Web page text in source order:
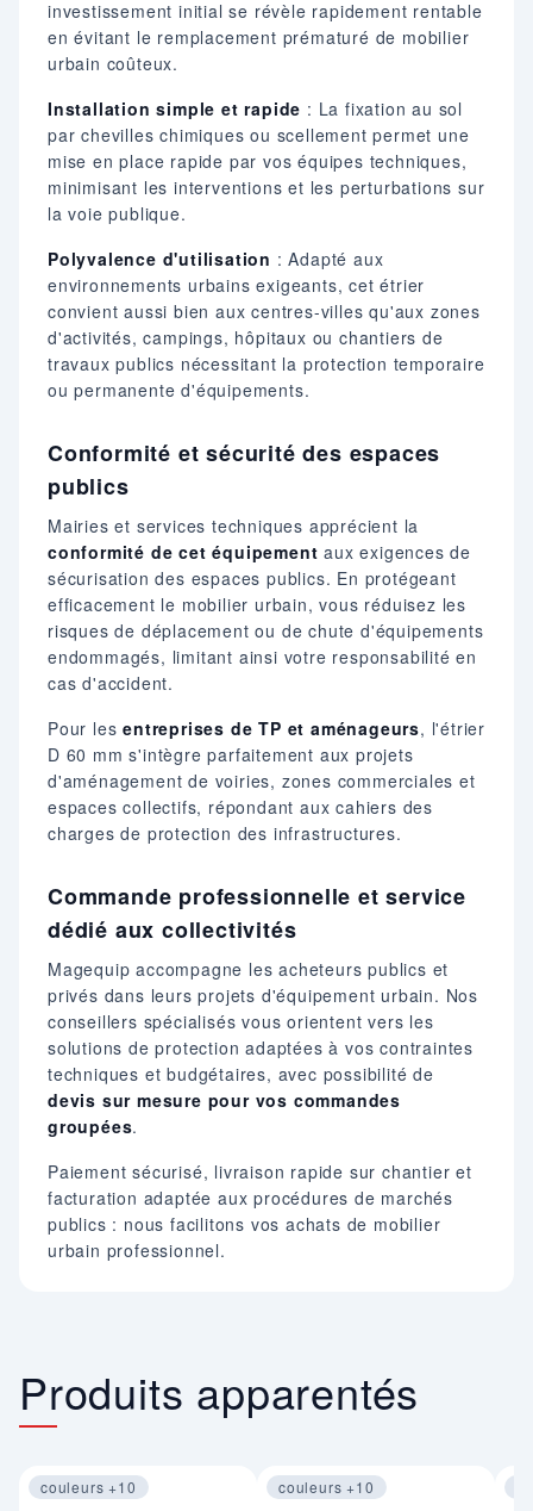
investissement initial se révèle rapidement rentable
en évitant le remplacement prématuré de mobilier
urbain coûteux.
Installation simple et rapide : La fixation au sol
par chevilles chimiques ou scellement permet une
mise en place rapide par vos équipes techniques,
minimisant les interventions et les perturbations sur
la voie publique.
Polyvalence d'utilisation : Adapté aux
environnements urbains exigeants, cet étrier
convient aussi bien aux centres-villes qu'aux zones
d'activités, campings, hôpitaux ou chantiers de
travaux publics nécessitant la protection temporaire
ou permanente d'équipements.
Conformité et sécurité des espaces
publics
Mairies et services techniques apprécient la
conformité de cet équipement aux exigences de
sécurisation des espaces publics. En protégeant
efficacement le mobilier urbain, vous réduisez les
risques de déplacement ou de chute d'équipements
endommagés, limitant ainsi votre responsabilité en
cas d'accident.
Pour lesentreprises de TP et aménageurs, l'étrier
D 60 mm s'intègre parfaitement aux projets
d'aménagement de voiries, zones commerciales et
espaces collectifs, répondant aux cahiers des
charges de protection des infrastructures.
Commande professionnelle et service
dédié aux collectivités
Magequip accompagne les acheteurs publics et
privés dans leurs projets d'équipement urbain. Nos
conseillers spécialisés vous orientent vers les
solutions de protection adaptées à vos contraintes
techniques et budgétaires, avec possibilité de
devis sur mesure pour vos commandes
groupées.
Paiement sécurisé, livraison rapide sur chantier et
facturation adaptée aux procédures de marchés
publics : nous facilitons vos achats de mobilier
urbain professionnel.
Produits apparentés
couleurs +10 couleurs +10